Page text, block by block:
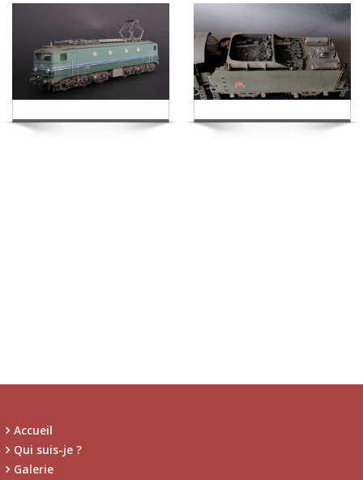
Accueil
Qui suis-je ?
Galerie